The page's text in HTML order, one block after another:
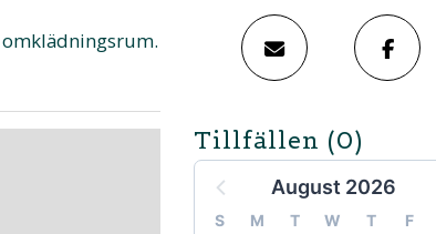
Tillfällen (0)
August 2026
S M T W T F